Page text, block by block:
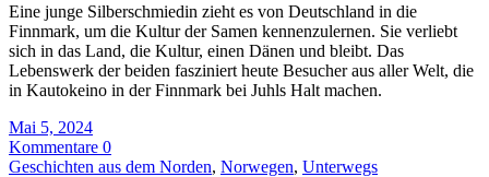
Eine junge Silberschmiedin zieht es von Deutschland in die
Finnmark, um die Kultur der Samen kennenzulernen. Sie verliebt
sich in das Land, die Kultur, einen Dänen und bleibt. Das
Lebenswerk der beiden fasziniert heute Besucher aus aller Welt, die
in Kautokeino in der Finnmark bei Juhls Halt machen.
Mai 5, 2024
Kommentare 0
Geschichten aus dem Norden, Norwegen, Unterwegs